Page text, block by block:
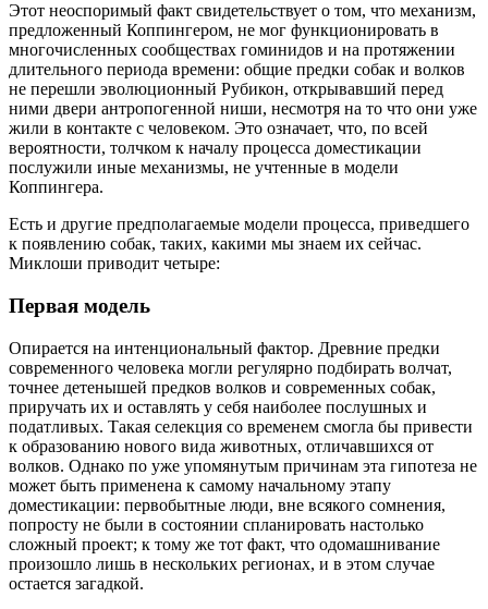
Этот неоспоримый факт свидетельствует о том, что механизм,
предложенный Коппингером, не мог функционировать в
многочисленных сообществах гоминидов и на протяжении
длительного периода времени: общие предки собак и волков
не перешли эволюционный Рубикон, открывавший перед
ними двери антропогенной ниши, несмотря на то что они уже
жили в контакте с человеком. Это означает, что, по всей
вероятности, толчком к началу процесса доместикации
послужили иные механизмы, не учтенные в модели
Коппингера.
Есть и другие предполагаемые модели процесса, приведшего
к появлению собак, таких, какими мы знаем их сейчас.
Миклоши приводит четыре:
Первая модель
Опирается на интенциональный фактор. Древние предки
современного человека могли регулярно подбирать волчат,
точнее детенышей предков волков и современных собак,
приручать их и оставлять у себя наиболее послушных и
податливых. Такая селекция со временем смогла бы привести
к образованию нового вида животных, отличавшихся от
волков. Однако по уже упомянутым причинам эта гипотеза не
может быть применена к самому начальному этапу
доместикации: первобытные люди, вне всякого сомнения,
попросту не были в состоянии спланировать настолько
сложный проект; к тому же тот факт, что одомашнивание
произошло лишь в нескольких регионах, и в этом случае
остается загадкой.